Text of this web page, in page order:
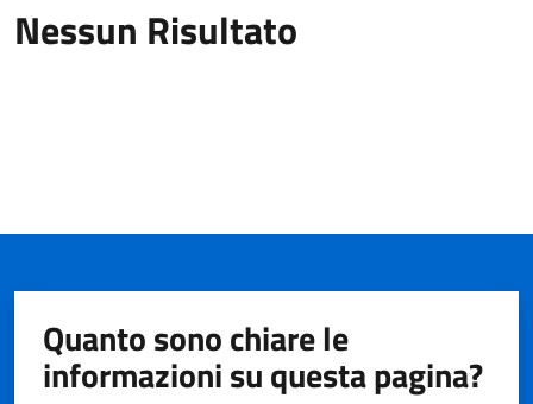
Nessun Risultato
Quanto sono chiare le
informazioni su questa pagina?